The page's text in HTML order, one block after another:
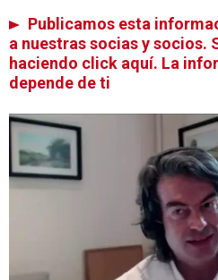
Publicamos esta
a nuestras socias y socios.
haciendo click aquí. La
depende de ti